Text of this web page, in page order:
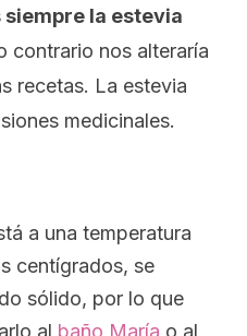
la estevia
contrario nos alteraría
recetas. La estevia
medicinales.
a una temperatura
centígrados, se
sólido, por lo que
al baño María o al